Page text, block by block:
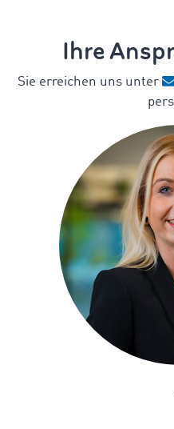
Ihre
Sie erreichen uns unter